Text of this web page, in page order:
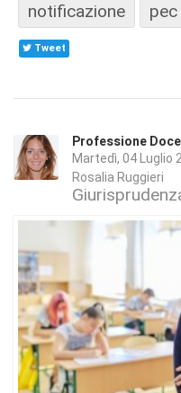
notificazione
pec
Tweet
Professione
Martedì, 04 Luglio
Rosalia Ruggieri